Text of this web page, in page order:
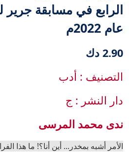
الرابع في مسابقة
عام 2022م‎
2.90 دك
التصنيف : أدب
دار النشر : ج
ندى محمد المرسى
الأمر أشبه بمخدر... أين أنا؟! ما هذا